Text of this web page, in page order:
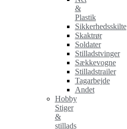
&
Plastik
Sikkerhedsskilte
Skaktrør
Soldater
Stilladstvinger
Sækkevogne
Stilladstrailer
Tagarbejde
Andet
Hobby
Stiger
&
stillads